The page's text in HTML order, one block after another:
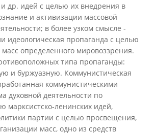
др. идей с целью их внедрения в
и активизации массовой
в более узком смысле -
идеологическая пропаганда с целью
определенного мировоззрения.
типа пропаганды:
и буржуазную. Коммунистическая
коммунистическими
духовной деятельности по
марксистско-ленинских идей,
партии с целью просвещения,
масс, одно из средств